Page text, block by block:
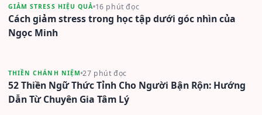
GIẢM STRESS HIỆU QUẢ 16 phút đọc
Cách giảm stress trong học tập dưới góc nhìn của
Ngọc Minh
THIỀN CHÁNH NIỆM 27 phút đọc
52 Thiền Ngữ Thức Tỉnh Cho Người Bận Rộn: Hướng
Dẫn Từ Chuyên Gia Tâm Lý